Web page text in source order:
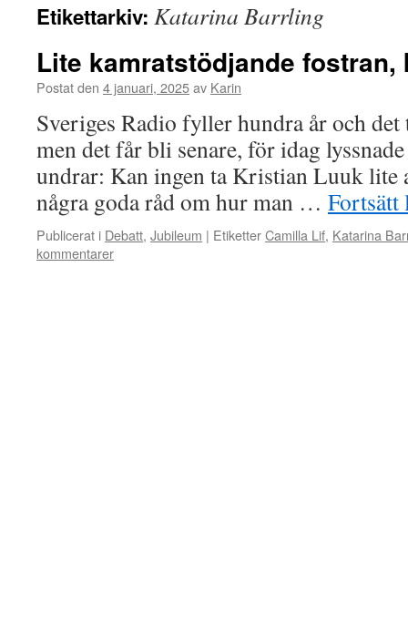
Etikettarkiv: Katarina Barrling
Lite kamratstödjande fostran,
Postat den 4 januari, 2025av Karin
Sveriges Radio fyller hundra år och
men det får bli senare, för idag
undrar: Kan ingen ta Kristian Luuk lite
några goda råd om hur man … Fortsätt
Publicerat i Debatt, Jubileum | EtiketterCamilla Lif, Katarina
kommentarer